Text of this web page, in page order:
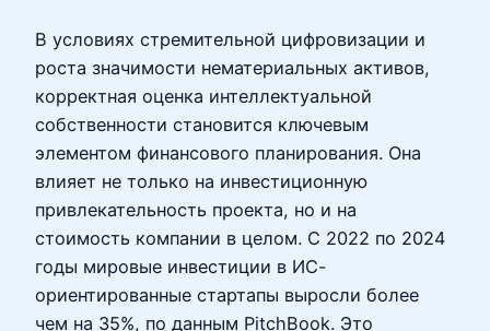
В условиях стремительной цифровизации и
роста значимости нематериальных активов,
корректная оценка интеллектуальной
собственности становится ключевым
элементом финансового планирования. Она
влияет не только на инвестиционную
привлекательность проекта, но и на
стоимость компании в целом. С 2022 по 2024
годы мировые инвестиции в ИС-
ориентированные стартапы выросли более
чем на 35%, по данным PitchBook. Это